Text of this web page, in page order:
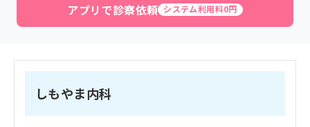
アプリで診察依頼 システム利用料0円
しもやま内科